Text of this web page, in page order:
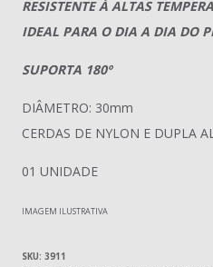
RESISTENTE À ALTAS
IDEAL PARA O DIA A DIA DO
SUPORTA 180º
DIÂMETRO: 30mm
CERDAS DE NYLON E DUPLA
01 UNIDADE
IMAGEM ILUSTRATIVA
SKU: 3911